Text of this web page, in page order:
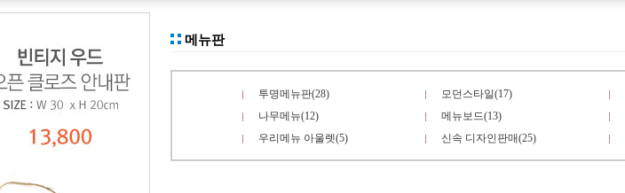
메뉴판
투명메뉴판(28) 모던스타일(17)
나무메뉴(12)
메뉴보드(13)
우리메뉴 아울렛(5)
신속 디자인판매(25)